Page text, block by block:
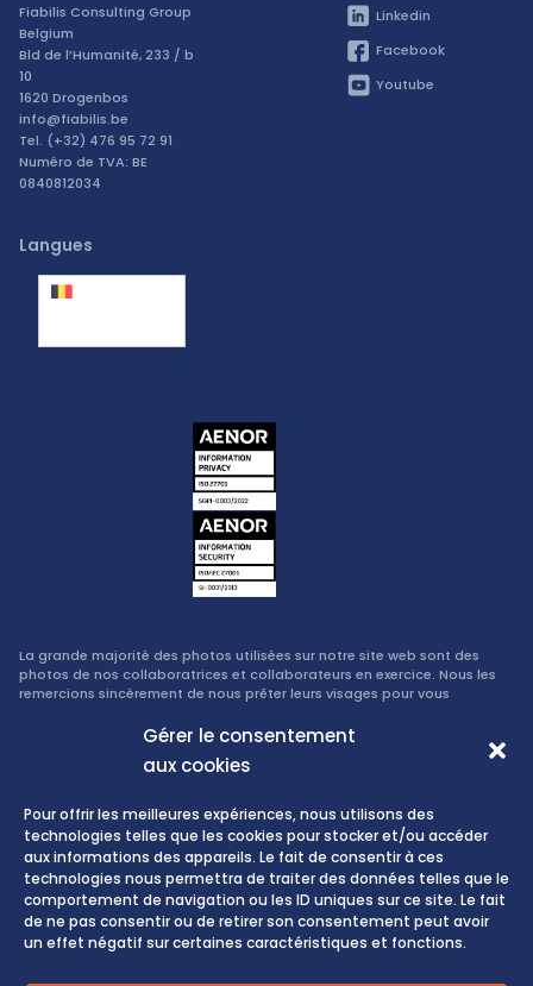
Gérer le consentement
aux cookies
Pour offrir les meilleures expériences, nous utilisons des
technologies telles que les cookies pour stocker et/ou accéder
aux informations des appareils. Le fait de consentir à ces
technologies nous permettra de traiter des données telles que le
comportement de navigation ou les ID uniques sur ce site. Le fait
de ne pas consentir ou de retirer son consentement peut avoir
un effet négatif sur certaines caractéristiques et fonctions.
Fiabilis Consulting Group
Belgium
Bld de l’Humanité, 233 / b
10
1620 Drogenbos
info@fiabilis.be
Tel. (+32) 476 95 72 91
Numéro de TVA: BE
0840812034
Linkedin
Facebook
Youtube
Langues
La grande majorité des photos utilisées sur notre site web sont des
photos de nos collaboratrices et collaborateurs en exercice. Nous les
remercions sincèrement de nous prêter leurs visages pour vous
authentique possible.
Conditions d’utilisation du site web
Politique de confidentialité
Politique de cookies